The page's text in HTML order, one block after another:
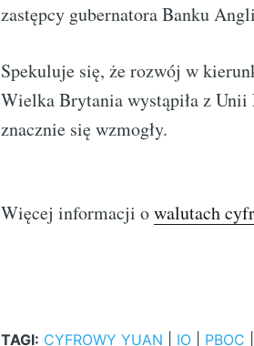
zastępcy gubernatora Banku
Spekuluje się, że rozwój w
Wielka Brytania wystąpiła z
znacznie się wzmogły.
Więcej informacji owalutach
TAGI: CYFROWY YUAN IO PBOC